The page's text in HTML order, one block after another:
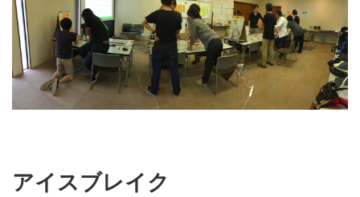
アイスブレイク